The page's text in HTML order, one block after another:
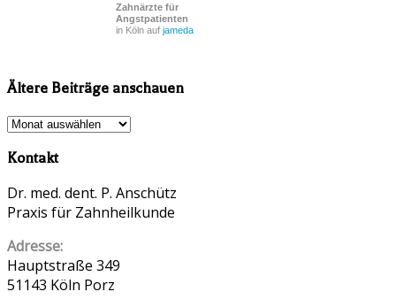
Zahnärzte für
Angstpatienten
in Köln auf jameda
Ältere Beiträge anschauen
Ältere
anschauen
Kontakt
Dr. med. dent. P. Anschütz
Praxis für Zahnheilkunde
Adresse:
Hauptstraße 349
51143 Köln Porz